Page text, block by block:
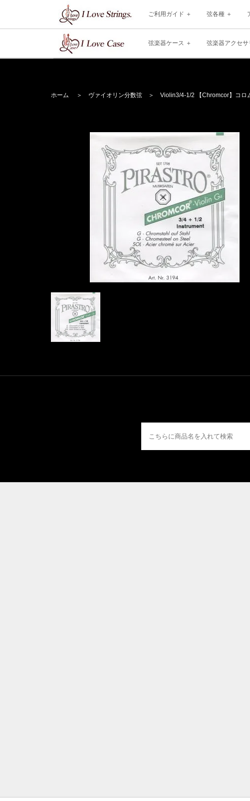
ご利用ガイド 弦各種
弦楽器ケース 弦楽器アクセサ
ホーム ＞ ヴァイオリン分数弦 ＞ Violin3/4-1/2 【Chromcor】 コロ